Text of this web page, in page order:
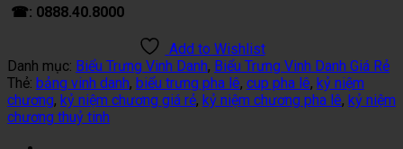
☎: 0888.40.8000
Add to Wishlist
Danh mục: Biểu Trưng Vinh Danh, Biểu Trưng Vinh Danh Giá Rẻ
Thẻ: bảng vinh danh, biểu trưng pha lê, cup pha lê, kỷ niệm
chương, kỷ niệm chương giá rẻ, kỷ niệm chương pha lê, kỷ niệm
chương thuỷ tinh